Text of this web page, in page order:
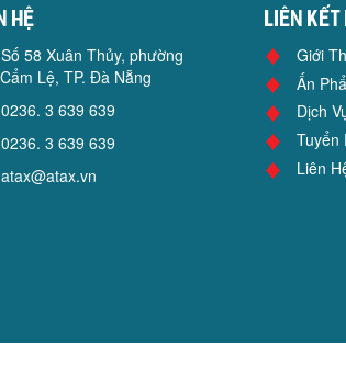
hệ
Số 58 Xuân Thủy, phường
Cẩm Lệ, TP. Đà Nẵng
0236. 3 639 639
0236. 3 639 639
atax@atax.vn
Liên kết
Giới
Ấn
Dịch
Tuyển
Liên